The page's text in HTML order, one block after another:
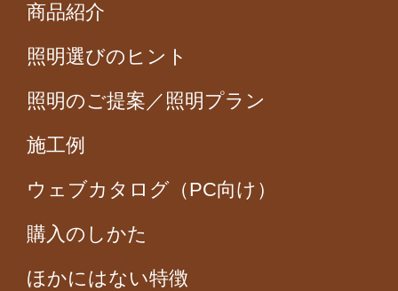
商品紹介
照明選びのヒント
照明のご提案／照明プラン
施工例
ウェブカタログ（PC向け）
購入のしかた
ほかにはない特徴